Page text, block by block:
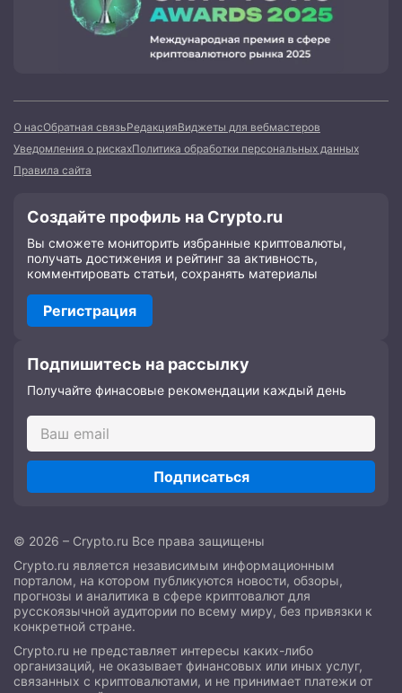
О насОбратная связьРедакцияВиджеты для вебмастеров
Уведомления о рискахПолитика обработки персональных данных
Правила сайта
Создайте профиль на Crypto.ru
Вы сможете мониторить избранные криптовалюты,
получать достижения и рейтинг за активность,
комментировать статьи, сохранять материалы
Регистрация
Подпишитесь на рассылку
Получайте финасовые рекомендации каждый день
Подписаться
© 2026 – Crypto.ru Все права защищены
Crypto.ru является независимым информационным
порталом, на котором публикуются новости, обзоры,
прогнозы и аналитика в сфере криптовалют для
русскоязычной аудитории по всему миру, без привязки к
конкретной стране.
Crypto.ru не представляет интересы каких-либо
организаций, не оказывает финансовых или иных услуг,
связанных с криптовалютами, и не принимает платежи от